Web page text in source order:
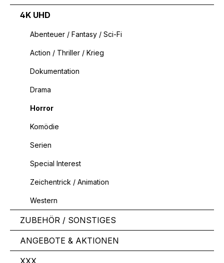
4K UHD
Abenteuer / Fantasy / Sci-Fi
Action / Thriller / Krieg
Dokumentation
Drama
Horror
Komödie
Serien
Special Interest
Zeichentrick / Animation
Western
ZUBEHÖR / SONSTIGES
ANGEBOTE & AKTIONEN
XXX